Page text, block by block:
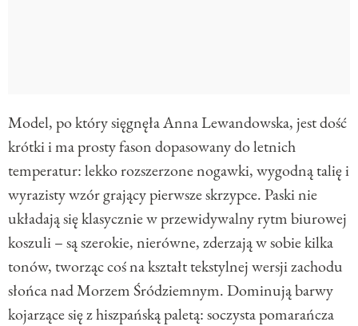
Model, po który sięgnęła Anna Lewandowska, jest dość
krótki i ma prosty fason dopasowany do letnich
temperatur: lekko rozszerzone nogawki, wygodną talię i
wyrazisty wzór grający pierwsze skrzypce. Paski nie
układają się klasycznie w przewidywalny rytm biurowej
koszuli – są szerokie, nierówne, zderzają w sobie kilka
tonów, tworząc coś na kształt tekstylnej wersji zachodu
słońca nad Morzem Śródziemnym. Dominują barwy
kojarzące się z hiszpańską paletą: soczysta pomarańcza